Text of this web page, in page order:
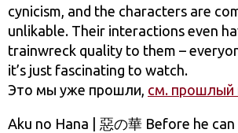
cynicism, and the characters are
unlikable. Their interactions even
trainwreck quality to them –
it’s just fascinating to watch.
Это мы уже прошли, см. прошлый
Aku no Hana | 惡の華 Before he